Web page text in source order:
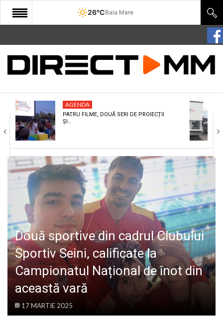
26°CBaia Mare
START
COMUNITATE
CULTURA
ECONOMIE
SANATATE
SPORT
SPECIAL
POLITIC
LIFE
AGENDA
PATRU FILME, DOUĂ SERI DE PROIECȚII
ȘI…
Două sportive din cadrul Clubului
Sportiv Seini, calificate la
Campionatul Național de înot din
această vară
17 MARTIE 2025